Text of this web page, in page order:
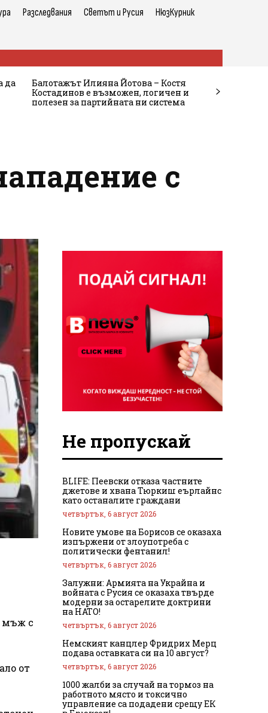
Разследвания Светът и Русия НюзКурник
да
Балотажът Илияна Йотова – Костя
Костадинов е възможен, логичен и
полезен за партийната ни система
с
мъж с
от
Не пропускай
BLIFE: Пеевски отказа частните
джетове и хвана Тюркиш еърлайнс
като останалите граждани
четвъртък, 6 август 2026
Новите умове на Борисов се оказаха
изпържени от злоупотреба с
политически фентанил!
четвъртък, 6 август 2026
Залужни: Армията на Украйна и
войната с Русия се оказаха твърде
модерни за остарелите доктрини
на НАТО!
четвъртък, 6 август 2026
Немският канцлер Фридрих Мерц
подава оставката си на 10 август?
четвъртък, 6 август 2026
1000 жалби за случай на тормоз на
работното място и токсично
управление са подадени срещу ЕК